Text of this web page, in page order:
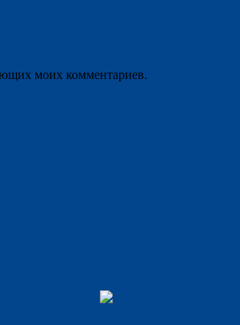
моих комментариев.